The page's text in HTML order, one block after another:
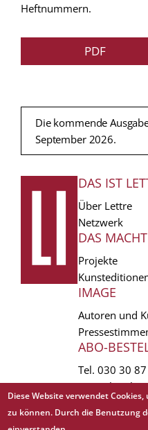
Heftnummern.
PDF
Die kommende
September 2026.
DAS IST
Über Lettre
Netzwerk
DAS
Projekte
IMAGE
Autoren und
ABO-
Tel. 030 30
Copyright © 1988 - 2026 Lettre
Diese Website verwendet
zu können. Durch die Benutzung